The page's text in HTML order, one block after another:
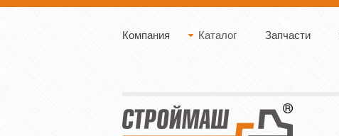
Компания Каталог Запчасти